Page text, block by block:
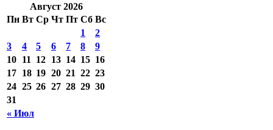
Август 2026
Пн Вт Ср Чт Пт Сб Вс
« Июл
1
2
3
4 5 6 7 8
9
10 11 12 13 14 15 16
17 18 19 20 21 22 23
24 25 26 27 28 29 30
31